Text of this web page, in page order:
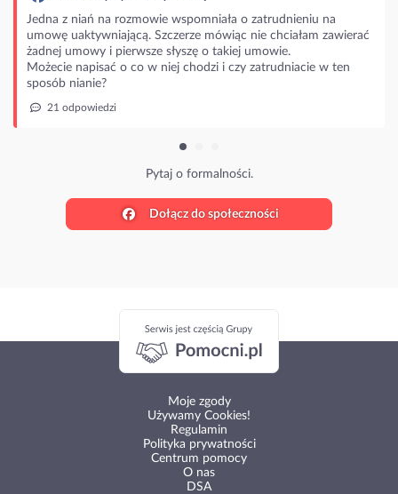
wspomniała o zatrudnieniu na
Szczerze mówiąc nie chciałam zawierać
słyszę o takiej umowie.
w niej chodzi i czy zatrudniacie w ten
Dołącz do społeczności
Moje zgody
Używamy Cookies!
Regulamin
Polityka prywatności
Centrum pomocy
O nas
DSA